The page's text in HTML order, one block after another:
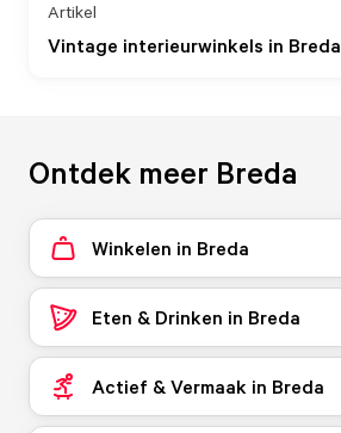
Vintage interieurwinkels in Breda
Artikel
Ontdek meer Breda
Winkelen in Breda
Eten & Drinken in Breda
Actief & Vermaak in Breda